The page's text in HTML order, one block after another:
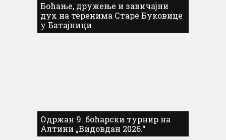
Боћање, дружење и завичајни
дух на теренима Старе Буковице
у Батајници
Одржан 9. боћарски турнир на
Алтини „Видовдан 2026.“